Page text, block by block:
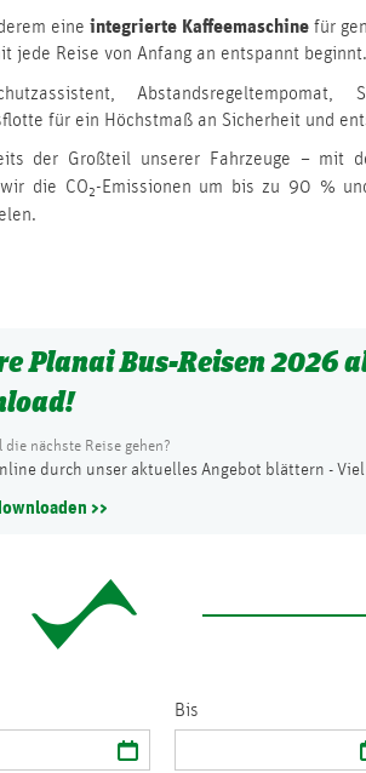
eine integrierte Kaffeemaschinefür
jede Reise von Anfang an entspannt beginnt.
Abstandsregeltempomat,
für ein Höchstmaß an Sicherheit und
der Großteil unserer Fahrzeuge – mit
die CO₂-Emissionen um bis zu 90 %
Planai Bus-Reisen 2026
nächste Reise gehen?
durch unser aktuelles Angebot blättern -
>>
Bis